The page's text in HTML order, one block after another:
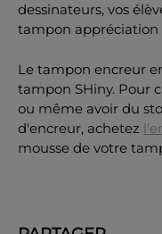
dessinateurs, vos
tampon appréciation
Le tampon encreur
tampon SHiny. Pour
ou même avoir du
d'encreur, achetez
mousse de votre